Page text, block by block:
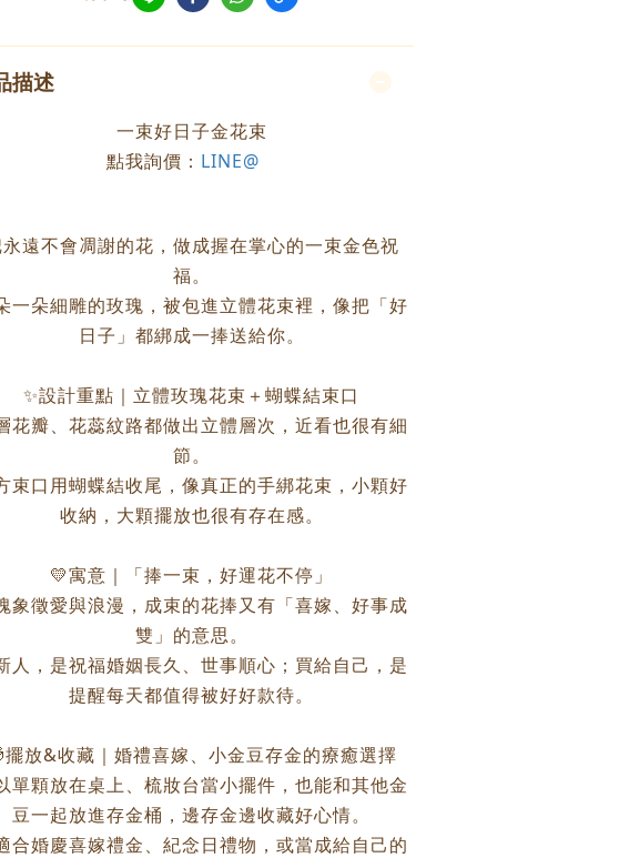
描述
一束好日子金花束
點我詢價： LINE@
遠不會凋謝的花，做成握在掌心的一束金色祝
福。
一朵細雕的玫瑰，被包進立體花束裡，像把「好
日子」都綁成一捧送給你。
✨設計重點｜立體玫瑰花束＋蝴蝶結束口
花瓣、花蕊紋路都做出立體層次，近看也很有細
節。
束口用蝴蝶結收尾，像真正的手綁花束，小顆好
收納，大顆擺放也很有存在感。
💛寓意｜「捧一束，好運花不停」
象徵愛與浪漫，成束的花捧又有「喜嫁、好事成
雙」的意思。
人，是祝福婚姻長久、世事順心；買給自己，是
提醒每天都值得被好好款待。
擺放&收藏｜婚禮喜嫁、小金豆存金的療癒選擇
單顆放在桌上、梳妝台當小擺件，也能和其他金
豆一起放進存金桶，邊存金邊收藏好心情。
合婚慶喜嫁禮金、紀念日禮物，或當成給自己的